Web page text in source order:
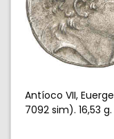
Antíoco VII,
7092 sim). 16,53 g.